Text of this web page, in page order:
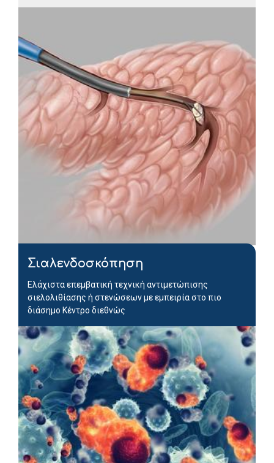
Σιαλενδοσκόπηση
Ελάχιστα επεμβατική τεχνική αντιμετώπισης
σιελολιθίασης ή στενώσεων με εμπειρία στο πιο
διάσημο Κέντρο διεθνώς